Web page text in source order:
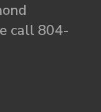
call 804-